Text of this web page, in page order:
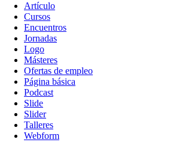
contenido
Artículo
Cursos
Encuentros
Jornadas
Logo
Másteres
Ofertas de empleo
Página básica
Podcast
Slide
Slider
Talleres
Webform